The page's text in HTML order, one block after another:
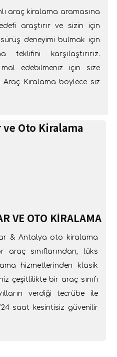
araç kiralama aramasına
araştırır ve sizin için
deneyimi bulmak için
karşılaştırırız.
edebilmeniz için size
Araç Kiralama böylece siz
VE OTO KIRALAMA
& Antalya oto kiralama
araç sınıflarından, lüks
hizmetlerinden klasik
çeşitlilikte bir araç sınıfı
verdiği tecrübe ile
saat kesintisiz güvenilir